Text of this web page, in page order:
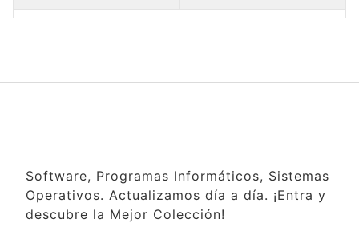
Software, Programas Informáticos, Sistemas
Operativos. Actualizamos día a día. ¡Entra y
descubre la Mejor Colección!